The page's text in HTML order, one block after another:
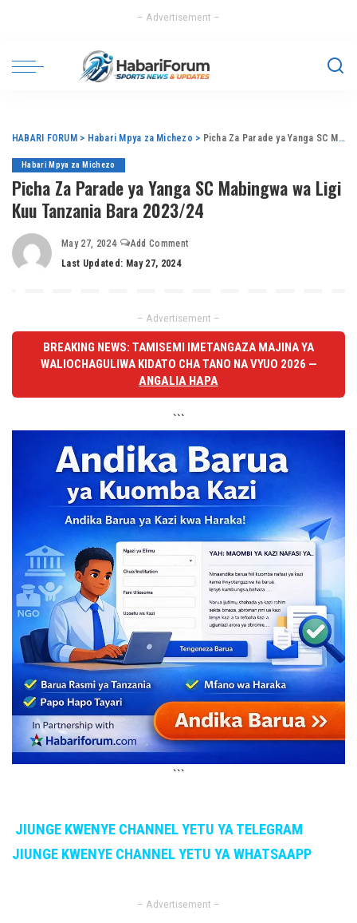
– Advertisement –
HABARI FORUM > Habari Mpya za Michezo > Picha Za Parade ya Yanga SC Mabingwa wa Ligi Kuu Tanzania Bara 2023/24
Habari Mpya za Michezo
Picha Za Parade ya Yanga SC Mabingwa wa Ligi
Kuu Tanzania Bara 2023/24
May 27, 2024
Add Comment
Last Updated: May 27, 2024
– Advertisement –
BREAKING NEWS: TAMISEMI IMETANGAZA MAJINA YA
WALIOCHAGULIWA KIDATO CHA TANO NA VYUO 2026 —
ANGALIA HAPA
```
```
JIUNGE KWENYE CHANNEL YETU YA TELEGRAM
JIUNGE KWENYE CHANNEL YETU YA WHATSAAPP
– Advertisement –